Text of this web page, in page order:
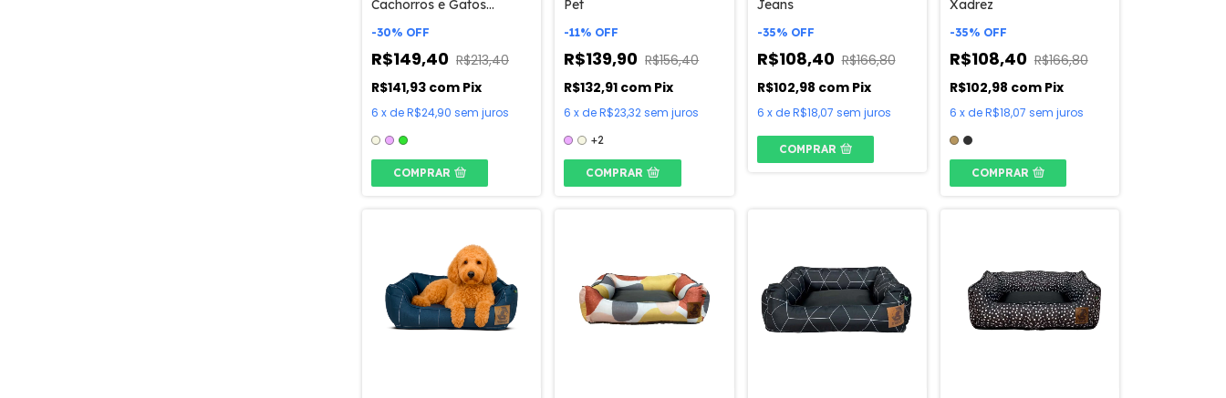
Cachorros e Gatos
-30% OFF
R$149,40 R$213,40
R$141,93 com Pix
6 x deR$24,90 sem juros
COMPRAR
Pet
-11% OFF
R$139,90 R$156,40
R$132,91 com Pix
6 x deR$23,32sem juros
+2
COMPRAR
Jeans
-35% OFF
R$108,40 R$166,80
R$102,98 com Pix
6 x deR$18,07 sem juros
COMPRAR
Xadrez
-35% OFF
R$108,40 R$166,80
R$102,98 com Pix
6 x deR$18,07 sem juros
COMPRAR